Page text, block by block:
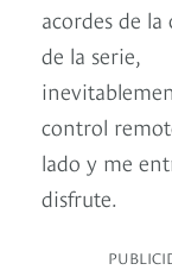
acordes de la
de la serie,
control
lado y me
disfrute.